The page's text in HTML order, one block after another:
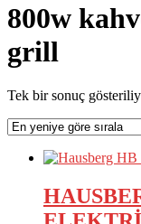
800w
grill
Tek bir sonuç